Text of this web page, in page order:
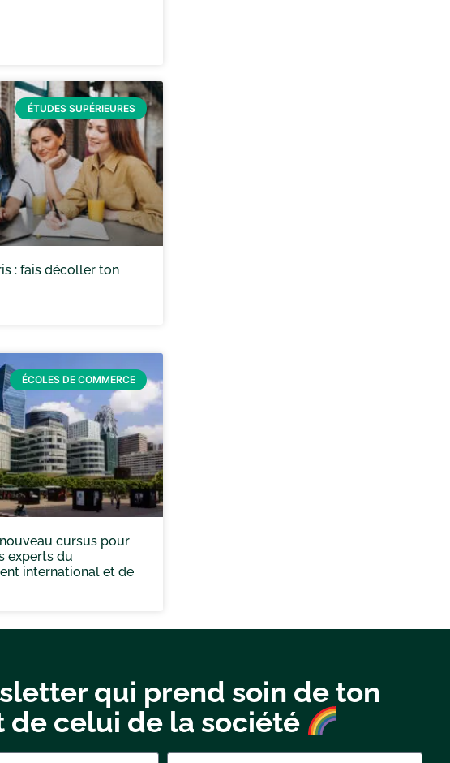
ÉTUDES SUPÉRIEURES
: fais décoller ton
ÉCOLES DE COMMERCE
nouveau cursus pour
experts du
international et de
qui prend soin de ton
de celui de la société